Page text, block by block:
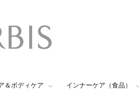
＆ボディケア インナーケア（食品）